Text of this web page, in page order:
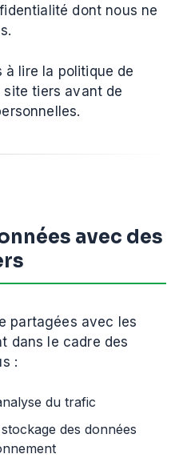
dont nous ne
à lire la politique de
tiers avant de
avec des
partagées avec les
dans le cadre des
:
du trafic
des données